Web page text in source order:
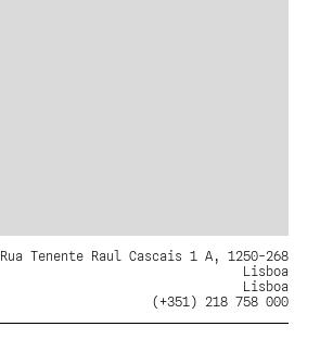
Rua Tenente Raul Cascais 1 A, 1250-268
Lisboa
Lisboa
(+351) 218 758 000